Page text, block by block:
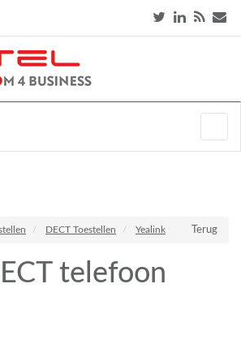
Terug
DECT Toestellen Yealink
telefoon